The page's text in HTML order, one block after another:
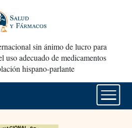
sin ánimo de lucro para
uso adecuado de medicamentos
hispano-parlante